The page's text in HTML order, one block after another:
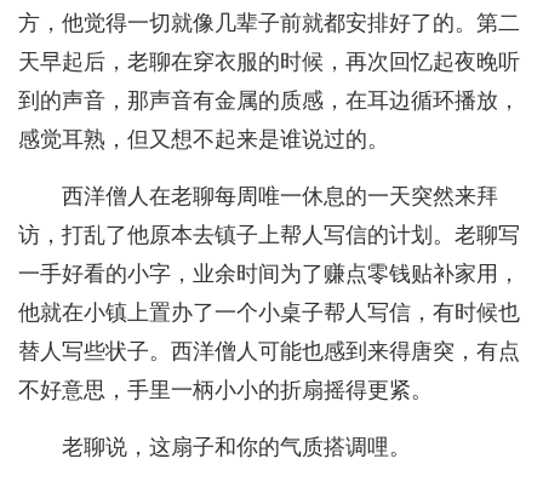
方，他觉得一切就像几辈子前就都安排好了的。第二
天早起后，老聊在穿衣服的时候，再次回忆起夜晚听
到的声音，那声音有金属的质感，在耳边循环播放，
感觉耳熟，但又想不起来是谁说过的。
西洋僧人在老聊每周唯一休息的一天突然来拜
访，打乱了他原本去镇子上帮人写信的计划。老聊写
一手好看的小字，业余时间为了赚点零钱贴补家用，
他就在小镇上置办了一个小桌子帮人写信，有时候也
替人写些状子。西洋僧人可能也感到来得唐突，有点
不好意思，手里一柄小小的折扇摇得更紧。
老聊说，这扇子和你的气质搭调哩。